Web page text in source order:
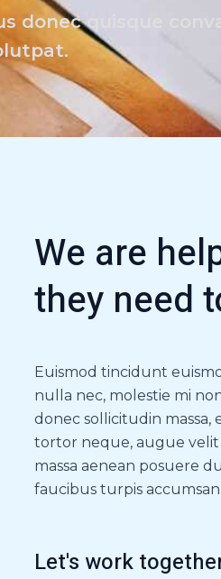
donec quisque
We are
they need
Euismod tincidunt
nulla nec, molestie mi
donec sollicitudin massa,
tortor neque, augue velit
massa aenean posuere
faucibus turpis
Let's work